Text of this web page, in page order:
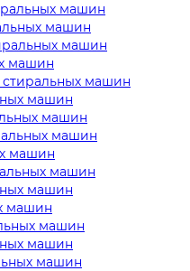
машин
машин
машин
машин
машин
машин
машин
машин
машин
машин
машин
машин
машин
машин
машин